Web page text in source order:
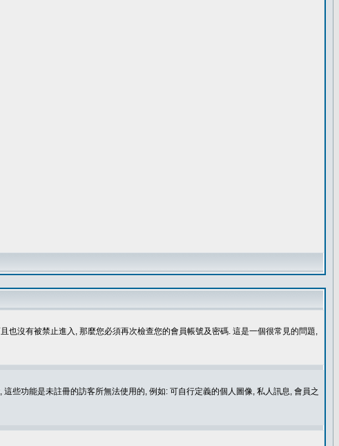
也沒有被禁止進入, 那麼您必須再次檢查您的會員帳號及密碼. 這是一個很常見的問題,
些功能是未註冊的訪客所無法使用的, 例如: 可自行定義的個人圖像, 私人訊息, 會員之